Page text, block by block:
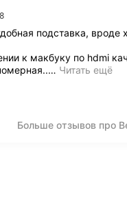
подставка, вроде
к макбуку по hdmi
… Читать ещё
Больше отзывов про